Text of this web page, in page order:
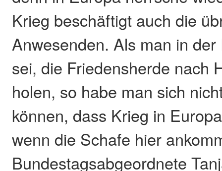
Krieg beschäftigt auch die
Anwesenden. Als man in
sei, die Friedensherde nach
holen, so habe man sich
können, dass Krieg in
wenn die Schafe hier
Bundestagsabgeordnete